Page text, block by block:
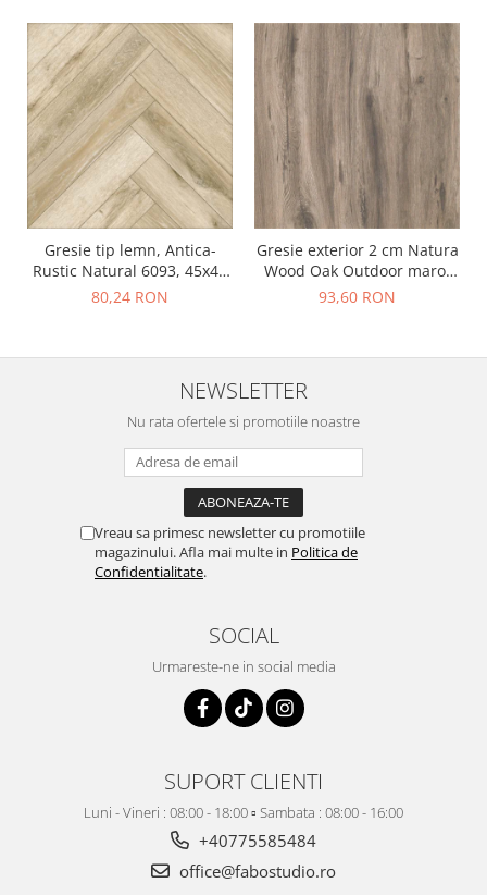
Gresie tip lemn, Antica-
Rustic Natural 6093, 45x45
cm, portelanata, bej, finisaj
80,24 RON
Gresie exterior 2 cm Natura
Wood Oak Outdoor maro,
0.73mp/cut
93,60 RON
NEWSLETTER
Nu rata ofertele si promotiile noastre
Vreau sa primesc newsletter cu promotiile
magazinului. Afla mai multe in Politica de
Confidentialitate.
SOCIAL
Urmareste-ne in social media
SUPORT CLIENTI
Luni - Vineri : 08:00 - 18:00 ▫️ Sambata : 08:00 - 16:00
+40775585484
office@fabostudio.ro